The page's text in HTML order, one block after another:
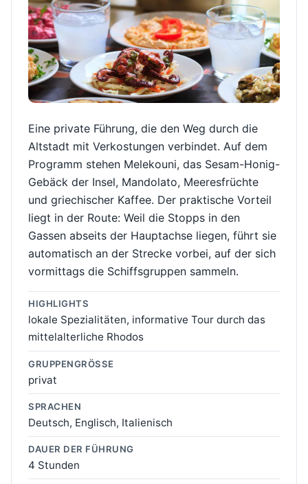
Eine private Führung, die den Weg durch die
Altstadt mit Verkostungen verbindet. Auf dem
Programm stehen Melekouni, das Sesam-Honig-
Gebäck der Insel, Mandolato, Meeresfrüchte
und griechischer Kaffee. Der praktische Vorteil
liegt in der Route: Weil die Stopps in den
Gassen abseits der Hauptachse liegen, führt sie
automatisch an der Strecke vorbei, auf der sich
vormittags die Schiffsgruppen sammeln.
HIGHLIGHTS
lokale Spezialitäten, informative Tour durch das
mittelalterliche Rhodos
GRUPPENGRÖSSE
privat
SPRACHEN
Deutsch, Englisch, Italienisch
DAUER DER FÜHRUNG
4 Stunden